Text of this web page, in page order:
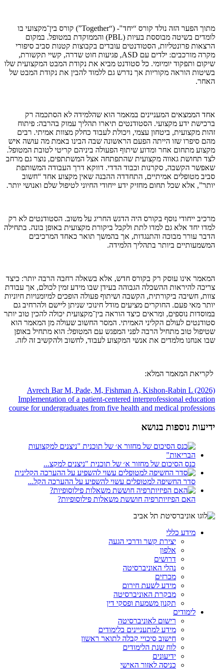
מתוך הפער הזה נולד קורס “יחד"- (“Together”) קורס בין־מקצועי בו
לומדים בשיטה מבוססת בעיות (PBL) והממוקדת במטופל. במקום
הרצאות פרונטליות, הסטודנטים עובדים בקבוצות קטנות סביב סיפורי
מקרה מורכבים: ילדים עם ASD, פגיעות חוט שדרה, קשיי תקשורת,
שיקום ותפקוד יומיומי. כל סטודנט מביא את נקודת המבט המקצועית שלו
בשיטות הוראה מקוריות אך נדרש גם ללמוד להבין את נקודת המבט של
האחר.
אחד הממצאים המעניינים במאמר הוא שהלמידה לא הסתכמה רק
ברכישת ידע מקצועי. הסטודנטים תיארו תהליך עמוק בהרבה: פיתוח
זהות מקצועית, ביטחון עצמי, ויכולת לעבוד כחלק מצוות אמיתי. רבים
מהם סיפרו שזו הייתה הפעם הראשונה שבה הבינו באמת מה עושה איש
מקצוע מתחום אחר ומדוע שיתוף הפעולה ביניהם קריטי לטובת המטופל.
לצד תחושת גאווה מקצועית שהתפתחה אצל המשתתפים, נוצר גם מרחב
שאפשר הקשבה, סקרנות וכבוד הדדי. דווקא דרך העבודה המשותפת
סביב מטופלים אמיתיים, התחדדה ההבנה שאין מקצוע אחד “חשוב
יותר”, אלא שכל תחום מחזיק ידע ייחודי החיוני לטיפול שלם ואנושי יותר.
מרכיב ייחודי נוסף בקורס היה הדגש החריג על משוב. הסטודנטים לא רק
למדו יחד אלא גם למדו לתת ולקבל ביקורת מקצועית באופן בונה. בתחילה
הדבר עורר מבוכה והתנגדות, אך בהמשך תואר כאחד המרכיבים
המשמעותיים ביותר בתהליך הלמידה.
המאמר אינו עוסק רק בקורס חדש, אלא בשאלה רחבה הרבה יותר: כיצד
צריכה להיראות ההשכלה הגבוהה בעידן שבו מידע זמין לכולם, אך עבודת
צוות, חשיבה ביקורתית, הקשבה ושיתוף פעולה הופכים למיומנויות חיוניות
יותר מאי פעם. החוקרים מציעים מודל חינוכי שניתן ליישם ולהרחיב גם
במוסדות נוספים, ומראים כיצד הוראה בין־מקצועית יכולה להכין טוב יותר
סטודנטים לעולם הקליני האמיתי. המסר החשוב שעולה מן המאמר הוא
שטיפול טוב מתחיל הרבה לפני המפגש עם המטופל: הוא מתחיל באופן
שבו אנחנו מלמדים את אנשי המקצוע לעבוד, לחשוב ולהקשיב זה לזה.
לקריאת המאמר המלא:
Avrech Bar M, Pade, M, Fishman A, Kishon-Rabin L (2026)
Implementation of a patient-centered interprofessional education
course for undergraduates from five health and medical professions
ידיעות נוספות בנושא
כנס הסיכום של מחזור א׳ של תוכנית "ניצנים למקצ...
סדר החשיפה למטופלים עשוי להשפיע על ההערכה הקל...
האם הפיזיותרפיה חוששת משאלות פילוסופיות?
מידע כללי
יצירת קשר ודרכי הגעה
אלפון
דרושים
נהלי האוניברסיטה
מכרזים
מידע לשעת חירום
מבקרת האוניברסיטה
תקנון משמעת ופסקי דין
לימודים
רישום לאוניברסיטה
מידע למתעניינים בלימודים
חישוב סיכויי קבלה לתואר ראשון
לוח שנת הלימודים
ידיעונים
כניסה לאזור האישי